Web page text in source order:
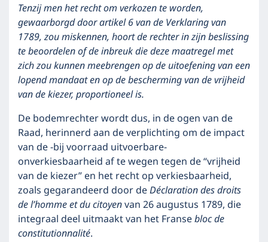
Tenzij men het recht om verkozen te worden,
gewaarborgd door artikel 6 van de Verklaring van
1789, zou miskennen, hoort de rechter in zijn beslissing
te beoordelen of de inbreuk die deze maatregel met
zich zou kunnen meebrengen op de uitoefening van een
lopend mandaat en op de bescherming van de vrijheid
van de kiezer, proportioneel is.
De bodemrechter wordt dus, in de ogen van de
Raad, herinnerd aan de verplichting om de impact
van de -bij voorraad uitvoerbare-
onverkiesbaarheid af te wegen tegen de “vrijheid
van de kiezer” en het recht op verkiesbaarheid,
zoals gegarandeerd door deDéclaration des droits
de l’homme et du citoyenvan 26 augustus 1789, die
integraal deel uitmaakt van het Fransebloc de
constitutionnalité.